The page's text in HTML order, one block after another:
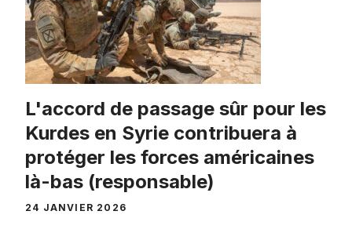
L'accord de passage sûr pour les
Kurdes en Syrie contribuera à
protéger les forces américaines
là-bas (responsable)
24 JANVIER 2026